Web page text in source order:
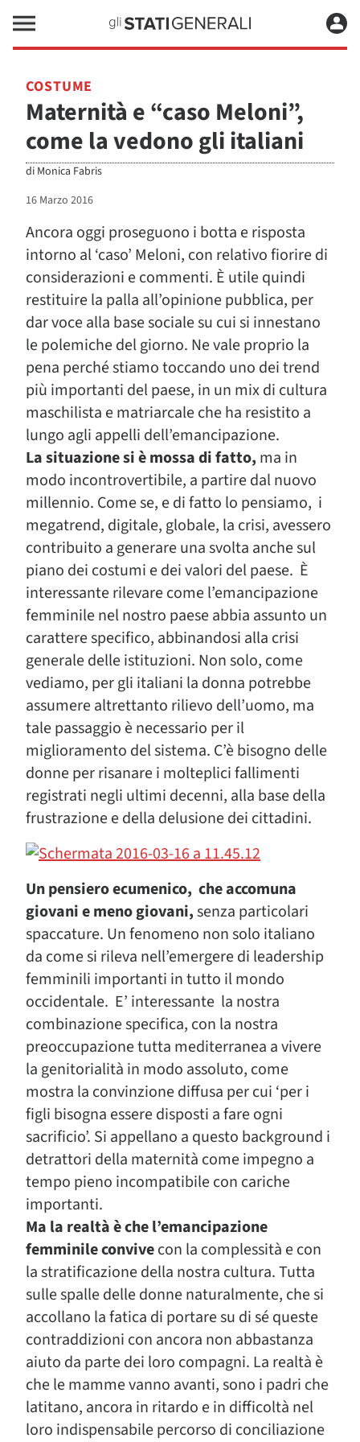
COSTUME
Maternità e “caso Meloni”,
come la vedono gli italiani
di Monica Fabris
16 Marzo 2016
Ancora oggi proseguono i botta e risposta
intorno al ‘caso’ Meloni, con relativo fiorire di
considerazioni e commenti. È utile quindi
restituire la palla all’opinione pubblica, per
dar voce alla base sociale su cui si innestano
le polemiche del giorno. Ne vale proprio la
pena perché stiamo toccando uno dei trend
più importanti del paese, in un mix di cultura
maschilista e matriarcale che ha resistito a
lungo agli appelli dell’emancipazione.
La situazione si è mossa di fatto, ma in
modo incontrovertibile, a partire dal nuovo
millennio. Come se, e di fatto lo pensiamo, i
megatrend, digitale, globale, la crisi, avessero
contribuito a generare una svolta anche sul
piano dei costumi e dei valori del paese. È
interessante rilevare come l’emancipazione
femminile nel nostro paese abbia assunto un
carattere specifico, abbinandosi alla crisi
generale delle istituzioni. Non solo, come
vediamo, per gli italiani la donna potrebbe
assumere altrettanto rilievo dell’uomo, ma
tale passaggio è necessario per il
miglioramento del sistema. C’è bisogno delle
donne per risanare i molteplici fallimenti
registrati negli ultimi decenni, alla base della
frustrazione e della delusione dei cittadini.
Un pensiero ecumenico, che accomuna
giovani e meno giovani,senza particolari
spaccature. Un fenomeno non solo italiano
da come si rileva nell’emergere di leadership
femminili importanti in tutto il mondo
occidentale. E’ interessante la nostra
combinazione specifica, con la nostra
preoccupazione tutta mediterranea a vivere
la genitorialità in modo assoluto, come
mostra la convinzione diffusa per cui ‘per i
figli bisogna essere disposti a fare ogni
sacrificio’. Si appellano a questo background i
detrattori della maternità come impegno a
tempo pieno incompatibile con cariche
importanti.
Ma la realtà è che l’emancipazione
femminile convivecon la complessità e con
la stratificazione della nostra cultura. Tutta
sulle spalle delle donne naturalmente, che si
accollano la fatica di portare su di sé queste
contraddizioni con ancora non abbastanza
aiuto da parte dei loro compagni. La realtà è
che le mamme vanno avanti, sono i padri che
latitano, ancora in ritardo e in difficoltà nel
loro indispensabile percorso di conciliazione